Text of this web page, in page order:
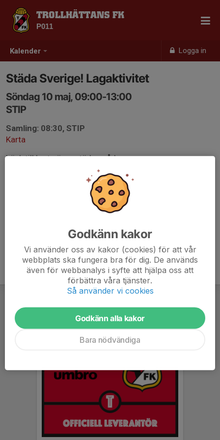
Kalender Logga in
TROLLHÄTTANS FK
P011
Städa Sverige! Lagaktivitet
Söndag 10 maj, 09:00-13:00
STIP
Samling: 08:30, STIP
Karta
Länk till karta över städområde
Godkänn kakor
Vi använder oss av kakor (cookies) för att vår
webbplats ska fungera bra för dig. De används
även för webbanalys i syfte att hjälpa oss att
förbättra våra tjänster.
Så använder vi cookies
Godkänn alla kakor
Bara nödvändiga